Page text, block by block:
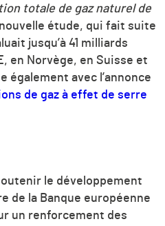
totale de gaz naturel de
étude, qui fait suite
jusqu’à 41 milliards
en Norvège, en Suisse et
également avec l’annonce
de gaz à effet de serre
le développement
de la Banque européenne
un renforcement des